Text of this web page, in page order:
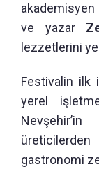
akademisyen
ve yazar
lezzetlerini
Festivalin ilk
yerel
gastronomi